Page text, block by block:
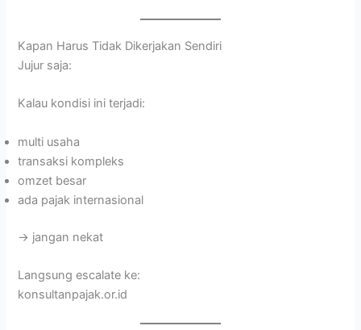
Kapan Harus Tidak Dikerjakan Sendiri
Jujur saja:
Kalau kondisi ini terjadi:
multi usaha
transaksi kompleks
omzet besar
ada pajak internasional
→ jangan nekat
Langsung escalate ke:
konsultanpajak.or.id